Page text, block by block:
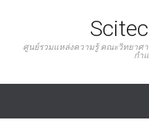
ศูนย์รวมแหล่งความรู้ คณะวิทยาศ
กำ